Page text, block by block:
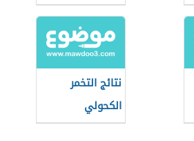
نتائج التخمر
الكحولي